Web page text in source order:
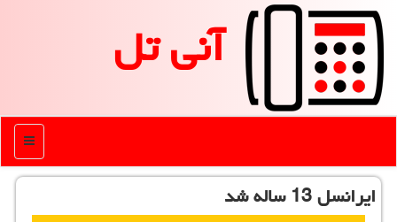
آنی تل
منو
ایرانسل 13 ساله شد